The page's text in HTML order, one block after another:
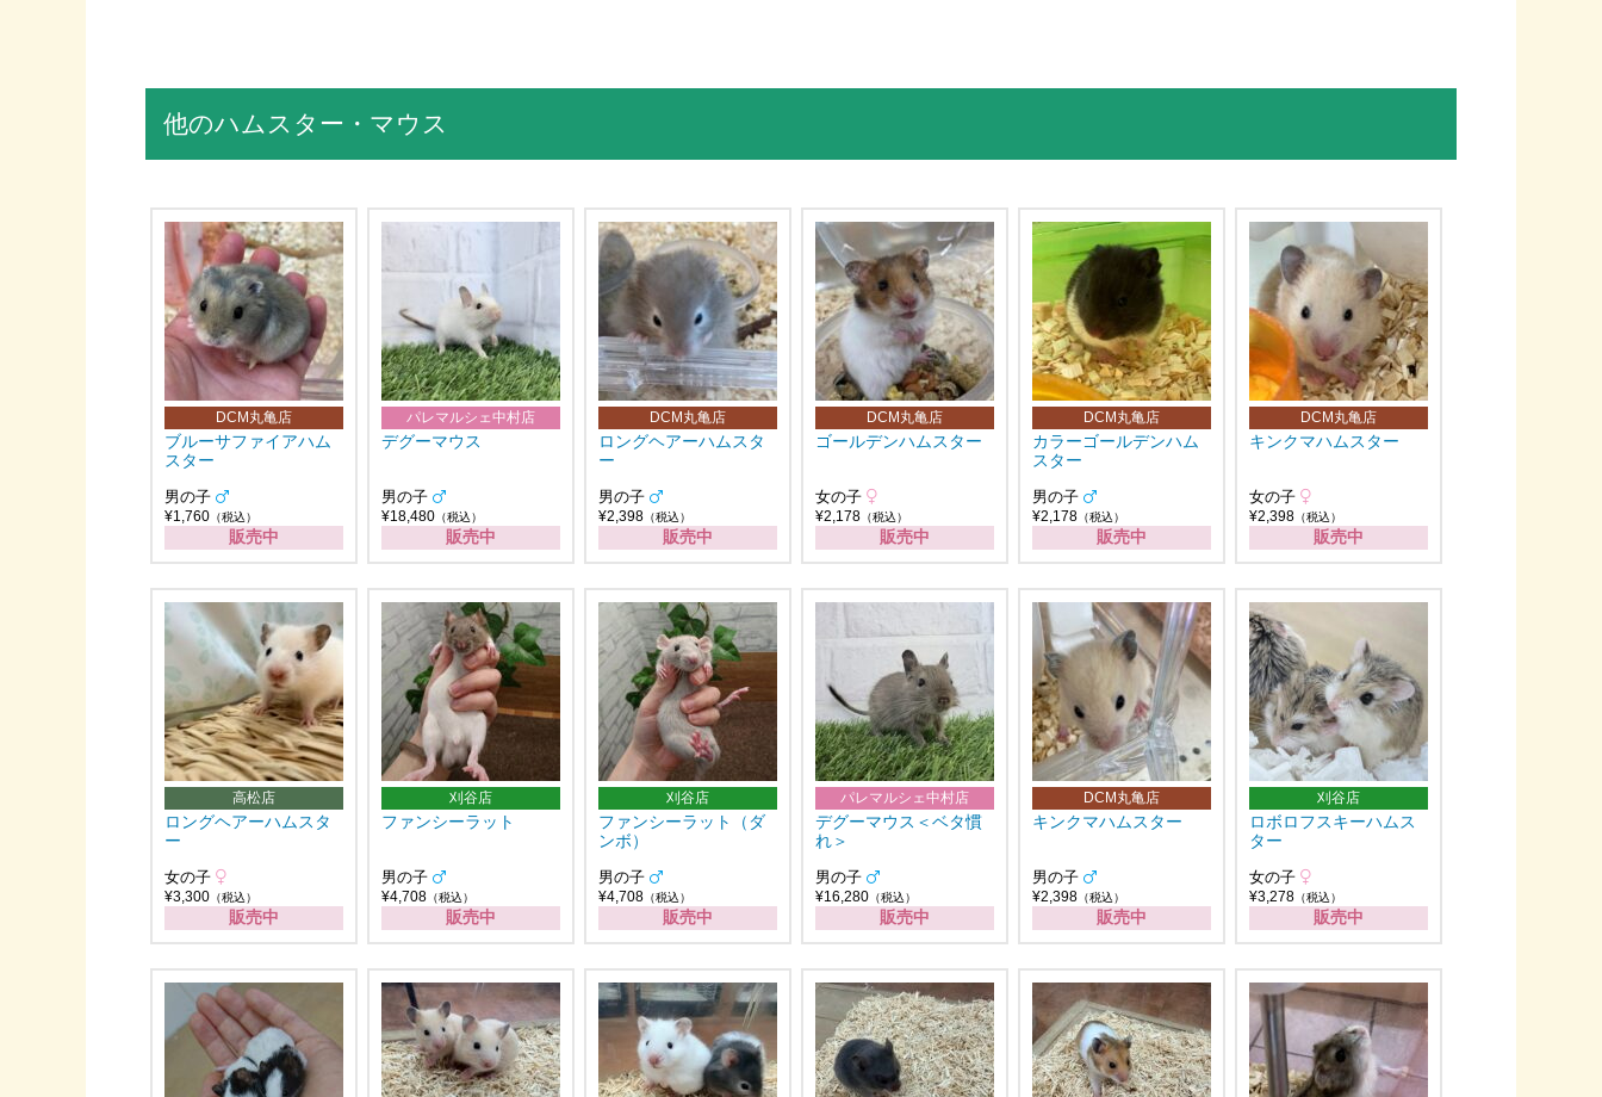
他のハムスター・マウス
DCM丸亀店
ブルーサファイアハム
スター
男の子
¥1,760 （税込）
販売中
パレマルシェ中村店
デグーマウス
男の子
¥18,480 （税込）
販売中
DCM丸亀店
ロングヘアーハムスタ
ー
男の子
¥2,398 （税込）
販売中
DCM丸亀店
ゴールデンハムスター
女の子
¥2,178 （税込）
販売中
DCM丸亀店
カラーゴールデンハム
スター
男の子
¥2,178 （税込）
販売中
DCM丸亀店
キンクマハムスター
女の子
¥2,398 （税込）
販売中
高松店
ロングヘアーハムスタ
ー
女の子
¥3,300 （税込）
販売中
刈谷店
ファンシーラット
男の子
¥4,708 （税込）
販売中
刈谷店
ファンシーラット（ダ
ンボ）
男の子
¥4,708 （税込）
販売中
パレマルシェ中村店
デグーマウス＜ベタ慣
れ＞
男の子
¥16,280 （税込）
販売中
DCM丸亀店
キンクマハムスター
男の子
¥2,398 （税込）
販売中
刈谷店
ロボロフスキーハムス
ター
女の子
¥3,278 （税込）
販売中